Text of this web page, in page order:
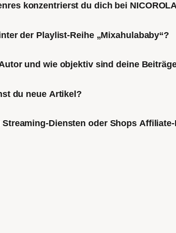
konzentrierst du dich bei
der Playlist-Reihe „Mixahulababy“?
und wie objektiv sind deine
du neue Artikel?
Diensten oder Shops